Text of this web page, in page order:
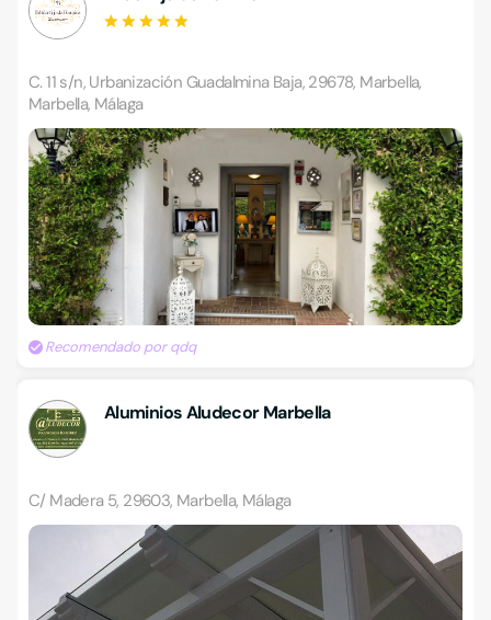
C. 11 s/n, Urbanización Guadalmina Baja, 29678, Marbella,
Marbella, Málaga
Recomendado por qdq
Aluminios Aludecor Marbella
C/ Madera 5, 29603, Marbella, Málaga